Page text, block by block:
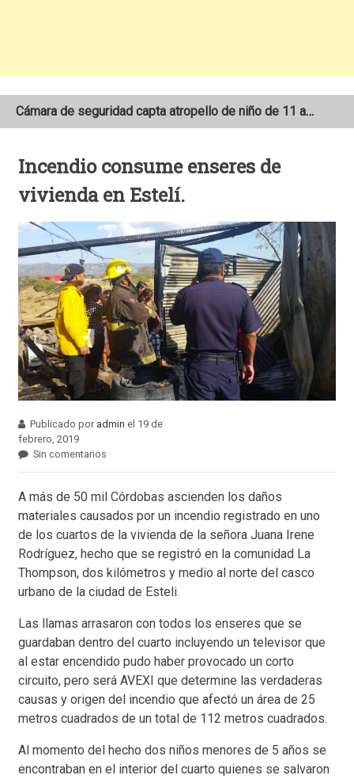
Cámara de seguridad capta atropello de niño de 11 años en el sector Las 3M de Matagalpa
Incendio consume enseres de
vivienda en Estelí.
Publicado por admin el 19 de
febrero, 2019
Sin comentarios
A más de 50 mil Córdobas ascienden los daños
materiales causados por un incendio registrado en uno
de los cuartos de la vivienda de la señora Juana Irene
Rodríguez, hecho que se registró en la comunidad La
Thompson, dos kilómetros y medio al norte del casco
urbano de la ciudad de Esteli.
Las llamas arrasaron con todos los enseres que se
guardaban dentro del cuarto incluyendo un televisor que
al estar encendido pudo haber provocado un corto
circuito, pero será AVEXI que determine las verdaderas
causas y origen del incendio que afectó un área de 25
metros cuadrados de un total de 112 metros cuadrados.
Al momento del hecho dos niños menores de 5 años se
encontraban en el interior del cuarto quienes se salvaron